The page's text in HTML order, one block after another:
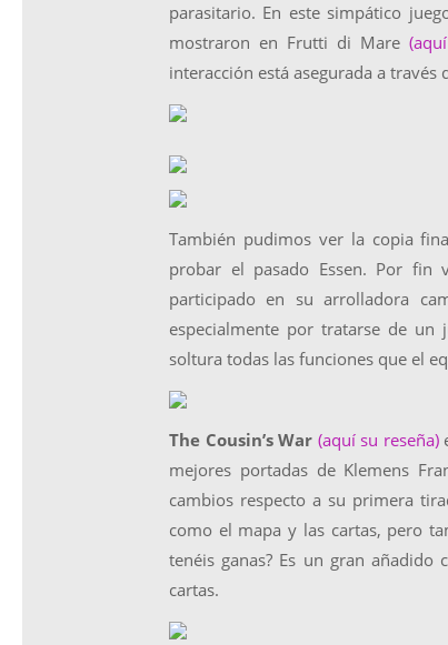
parasitario. En este simpático
mostraron en Frutti di Mare
interacción está asegurada a través
También pudimos ver la copia
probar el pasado Essen. Por fin
participado en su arrolladora
especialmente por tratarse de un
soltura todas las funciones que el
The Cousin’s War (aquí su reseña)
mejores portadas de Klemens
cambios respecto a su primera
como el mapa y las cartas, pero
tenéis ganas? Es un gran
cartas.